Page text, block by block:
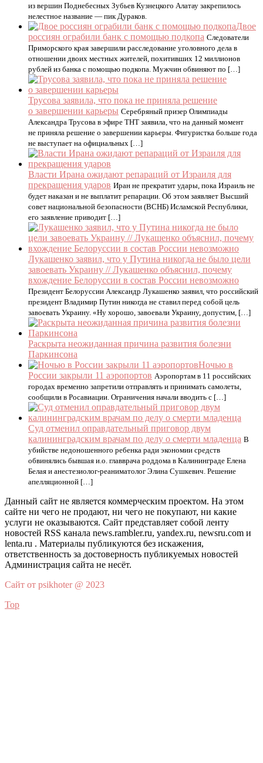
из вершин Поднебесных Зубьев Кузнецкого Алатау закрепилось
нелестное название — пик Дураков.
Двое
россиян ограбили банк с помощью подкопа Следователи
Приморского края завершили расследование уголовного дела в
отношении двоих местных жителей, похитивших 12 миллионов
рублей из банка с помощью подкопа. Мужчин обвиняют по […]
Трусова заявила, что пока не приняла решение
о завершении карьеры Серебряный призер Олимпиады
Александра Трусова в эфире ТНТ заявила, что на данный момент
не приняла решение о завершении карьеры. Фигуристка больше года
не выступает на официальных […]
Власти Ирана ожидают репараций от Израиля для
прекращения ударов Иран не прекратит удары, пока Израиль не
будет наказан и не выплатит репарации. Об этом заявляет Высший
совет национальной безопасности (ВСНБ) Исламской Республики,
его заявление приводит […]
Лукашенко заявил, что у Путина никогда не было цели
завоевать Украину // Лукашенко объяснил, почему
вхождение Белоруссии в состав России невозможно
Президент Белоруссии Александр Лукашенко заявил, что российский
президент Владимир Путин никогда не ставил перед собой цель
завоевать Украину. «Ну хорошо, завоевали Украину, допустим, […]
Раскрыта неожиданная причина развития болезни
Паркинсона
Ночью в
России закрыли 11 аэропортов Аэропортам в 11 российских
городах временно запретили отправлять и принимать самолеты,
сообщили в Росавиации. Ограничения начали вводить с […]
Суд отменил оправдательный приговор двум
калининградским врачам по делу о смерти младенца В
убийстве недоношенного ребенка ради экономии средств
обвинялись бывшая и.о. главврача роддома в Калининграде Елена
Белая и анестезиолог-реаниматолог Элина Сушкевич. Решение
апелляционной […]
Данный сайт не является коммерческим проектом. На этом
сайте ни чего не продают, ни чего не покупают, ни какие
услуги не оказываются. Сайт представляет собой ленту
новостей RSS канала news.rambler.ru, yandex.ru, newsru.com и
lenta.ru . Материалы публикуются без искажения,
ответственность за достоверность публикуемых новостей
Администрация сайта не несёт.
Сайт от psikhoter @ 2023
Top